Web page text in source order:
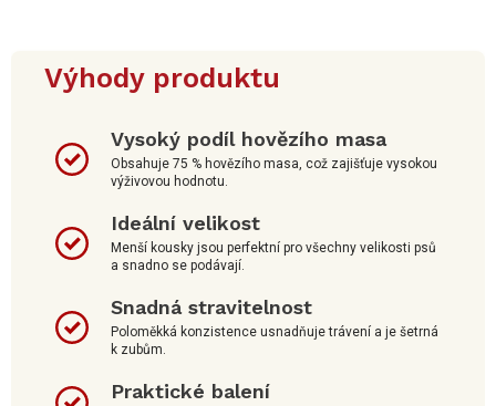
Výhody produktu
Vysoký podíl hovězího masa
Obsahuje 75 % hovězího masa, což zajišťuje vysokou
výživovou hodnotu.
Ideální velikost
Menší kousky jsou perfektní pro všechny velikosti psů
a snadno se podávají.
Snadná stravitelnost
Poloměkká konzistence usnadňuje trávení a je šetrná
k zubům.
Praktické balení